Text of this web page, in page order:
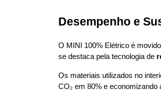
Desempenho e
O MINI 100% Elétrico é
se destaca pela tecnologia de
Os materiais utilizados no
CO₂ em 80% e